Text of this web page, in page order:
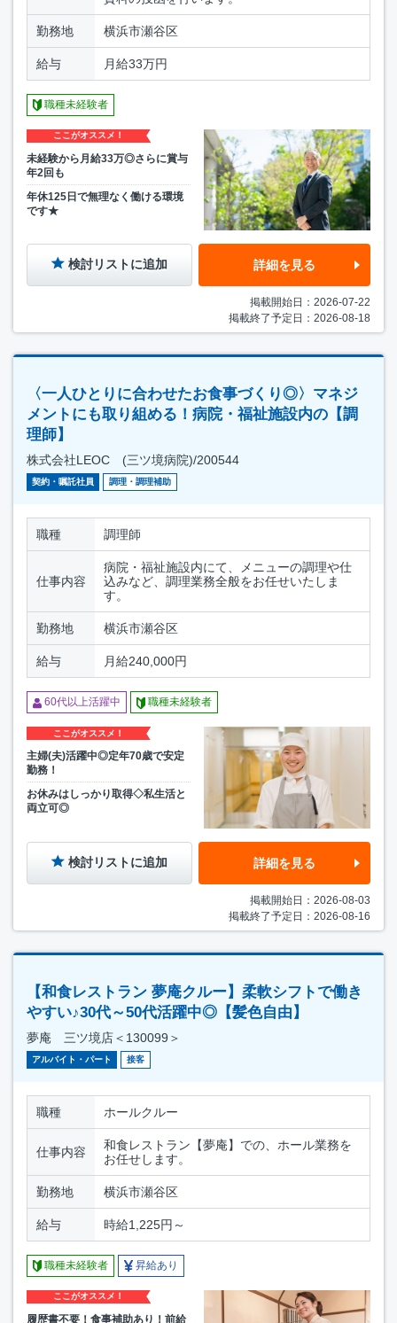
勤務地 横浜市瀬谷区
給与 月給33万円
職種未経験者
ここがオススメ！
未経験から月給33万◎さらに賞与
年2回も
年休125日で無理なく働ける環境
です★
検討リストに追加 詳細を見る
掲載開始日：2026-07-22
掲載終了予定日：2026-08-18
〈一人ひとりに合わせたお食事づくり◎〉マネジ
メントにも取り組める！病院・福祉施設内の【調
理師】
株式会社LEOC (三ツ境病院)/200544
契約・嘱託社員 調理・調理補助
職種 調理師
仕事内容
病院・福祉施設内にて、メニューの調理や仕
込みなど、調理業務全般をお任せいたしま
す。
勤務地 横浜市瀬谷区
給与 月給240,000円
60代以上活躍中 職種未経験者
ここがオススメ！
主婦(夫)活躍中◎定年70歳で安定
勤務！
お休みはしっかり取得◇私生活と
両立可◎
検討リストに追加 詳細を見る
掲載開始日：2026-08-03
掲載終了予定日：2026-08-16
【和食レストラン 夢庵クルー】柔軟シフトで働き
やすい♪30代～50代活躍中◎【髪色自由】
夢庵 三ツ境店＜130099＞
アルバイト・パート 接客
職種 ホールクルー
仕事内容
和食レストラン【夢庵】での、ホール業務を
お任せします。
勤務地 横浜市瀬谷区
給与 時給1,225円～
職種未経験者 昇給あり
ここがオススメ！
履歴書不要！食事補助あり！前給